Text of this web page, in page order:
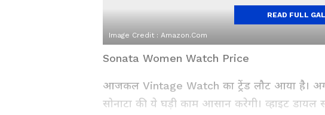
Image Credit : Amazon.com
Sonata Women Watch Price
आजकल Vintage Watch का ट्रेंड लौट आया है।
सोनाटा की ये घड़ी काम आसान करेगी। व्हाइट
READ FULL